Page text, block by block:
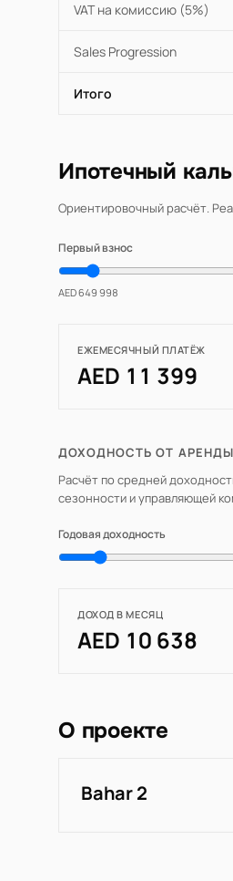
VAT на комиссию (5%)
Sales Progression
Итого
Ипотечный
Ориентировочный расчёт.
Первый взнос
AED 649 998
ЕЖЕМЕСЯЧНЫЙ ПЛАТЁЖ
AED 11 399
ДОХОДНОСТЬ ОТ АРЕНДЫ
Расчёт по средней
сезонности и управляющей
Годовая доходность
ДОХОД В МЕСЯЦ
AED 10 638
О проекте
Bahar 2